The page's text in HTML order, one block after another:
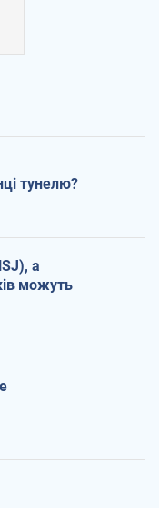
тунелю?
а
можуть